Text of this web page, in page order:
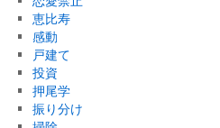
恵比寿
感動
戸建て
投資
押尾学
振り分け